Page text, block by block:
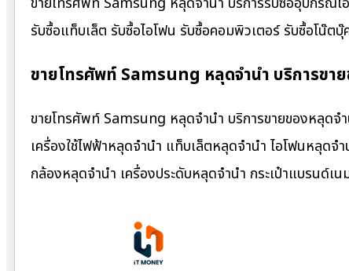
รับซื้อแท็บเล็ต รับซื้อไอโฟน รับซื้อคอมพิวเตอร์ รับซื้อโน๊ต
ขายโทรศัพท์ Samsung หลุดจำนำ บริการขา
ขายโทรศัพท์ Samsung หลุดจำนำ บริการขายของหลุด
เครื่องใช้ไฟฟ้าหลุดจำนำ แท็บเล็ตหลุดจำนำ ไอโฟนหลุด
กล้องหลุดจำนำ เครื่องประดับหลุดจำนำ กระเป๋าแบรนด์